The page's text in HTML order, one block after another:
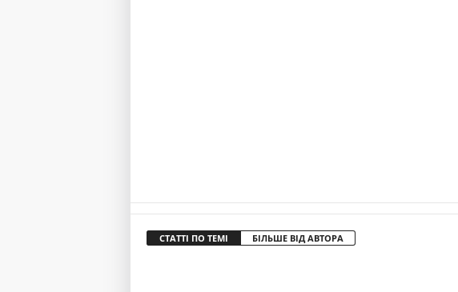
СТАТТІ ПО ТЕМІ БІЛЬШЕ ВІД АВТОРА